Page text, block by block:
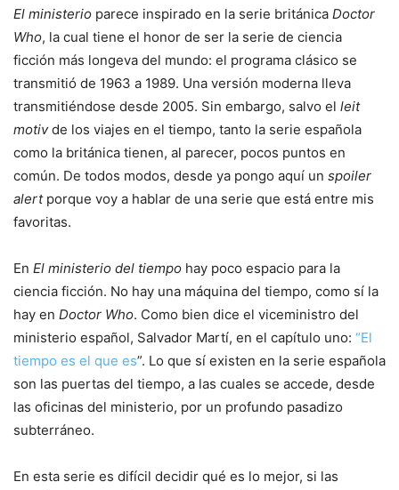
El ministerio parece inspirado en la serie británica Doctor
Who, la cual tiene el honor de ser la serie de ciencia
ficción más longeva del mundo: el programa clásico se
transmitió de 1963 a 1989. Una versión moderna lleva
transmitiéndose desde 2005. Sin embargo, salvo el leit
motivde los viajes en el tiempo, tanto la serie española
como la británica tienen, al parecer, pocos puntos en
común. De todos modos, desde ya pongo aquí un spoiler
alertporque voy a hablar de una serie que está entre mis
favoritas.
En El ministerio del tiempo hay poco espacio para la
ciencia ficción. No hay una máquina del tiempo, como sí la
hay en Doctor Who. Como bien dice el viceministro del
ministerio español, Salvador Martí, en el capítulo uno: “El
tiempo es el que es”. Lo que sí existen en la serie española
son las puertas del tiempo, a las cuales se accede, desde
las oficinas del ministerio, por un profundo pasadizo
subterráneo.
En esta serie es difícil decidir qué es lo mejor, si las